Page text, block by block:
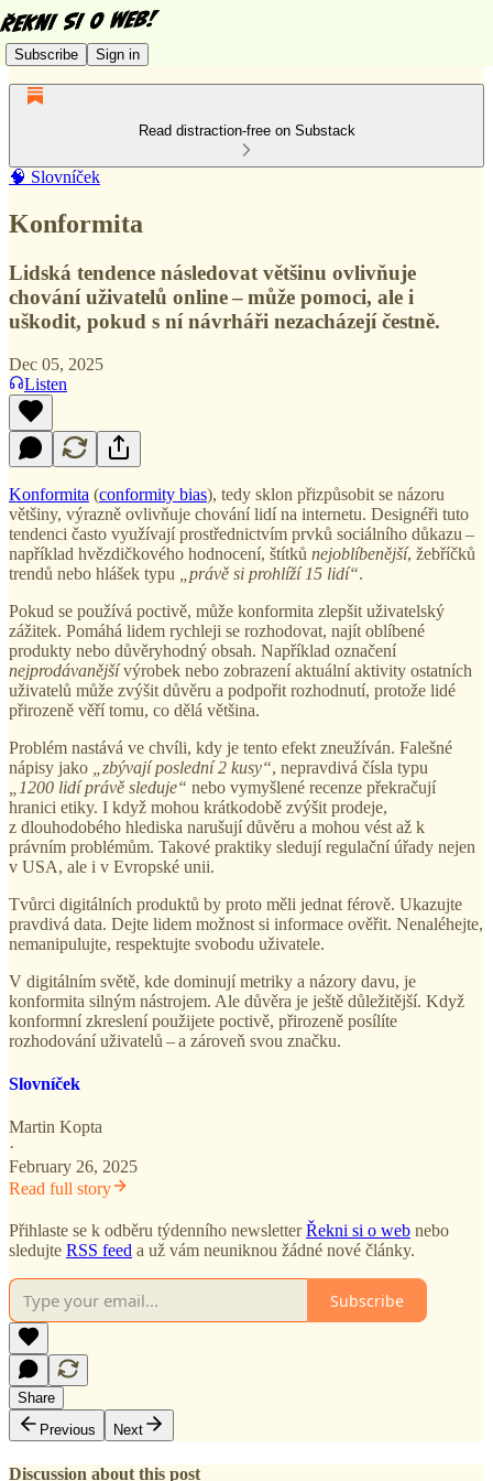
Subscribe Sign in
Read distraction-free on Substack
🧠 Slovníček
Konformita
Lidská tendence následovat většinu ovlivňuje
chování uživatelů online – může pomoci, ale i
uškodit, pokud s ní návrháři nezacházejí čestně.
Dec 05, 2025
Listen
Konformita (conformity bias), tedy sklon přizpůsobit se názoru
většiny, výrazně ovlivňuje chování lidí na internetu. Designéři tuto
tendenci často využívají prostřednictvím prvků sociálního důkazu –
například hvězdičkového hodnocení, štítků nejoblíbenější, žebříčků
trendů nebo hlášek typu
„právě si prohlíží 15 lidí“.
Pokud se používá poctivě, může konformita zlepšit uživatelský
zážitek. Pomáhá lidem rychleji se rozhodovat, najít oblíbené
produkty nebo důvěryhodný obsah. Například označení
nejprodávanějšívýrobek nebo zobrazení aktuální aktivity ostatních
uživatelů může zvýšit důvěru a podpořit rozhodnutí, protože lidé
přirozeně věří tomu, co dělá většina.
Problém nastává ve chvíli, kdy je tento efekt zneužíván. Falešné
nápisy jako
„zbývají poslední 2 kusy“, nepravdivá čísla typu
„1200 lidí právě sleduje“ nebo vymyšlené recenze překračují
hranici etiky. I když mohou krátkodobě zvýšit prodeje,
z dlouhodobého hlediska narušují důvěru a mohou vést až k
právním problémům. Takové praktiky sledují regulační úřady nejen
v USA, ale i v Evropské unii.
Tvůrci digitálních produktů by proto měli jednat férově. Ukazujte
pravdivá data. Dejte lidem možnost si informace ověřit. Nenaléhejte,
nemanipulujte, respektujte svobodu uživatele.
V digitálním světě, kde dominují metriky a názory davu, je
konformita silným nástrojem. Ale důvěra je ještě důležitější. Když
konformní zkreslení použijete poctivě, přirozeně posílíte
rozhodování uživatelů – a zároveň svou značku.
Slovníček
Martin Kopta
·
February 26, 2025
Read full story
Přihlaste se k odběru týdenního newsletterŘekni si o web nebo
sledujte RSS feed a už vám neuniknou žádné nové články.
Subscribe
Share
Previous
Next
Discussion about this post